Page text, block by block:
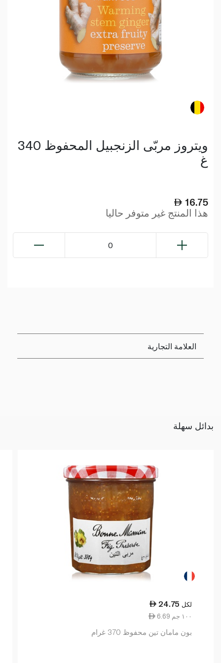
ويتروز مربّى الزنجبيل المحفوظ 340
غ
16.75
هذا المنتج غير متوفر حاليا
0
العلامة التجارية
بدائل سهلة
24.75 لكل
6.69 ١٠٠ جم
بون مامان تين محفوظ 370 غرام